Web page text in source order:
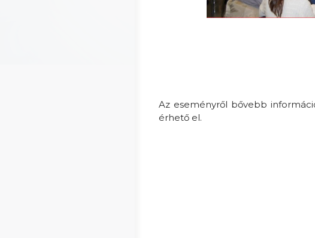
Az eseményről bővebb
érhető el.